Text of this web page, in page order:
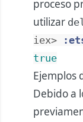
proceso
utilizar
iex>
true
Ejemplos
Debido a